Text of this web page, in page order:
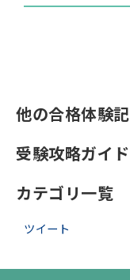
他の合格体験記
受験攻略ガイド
カテゴリ一覧
ツイート